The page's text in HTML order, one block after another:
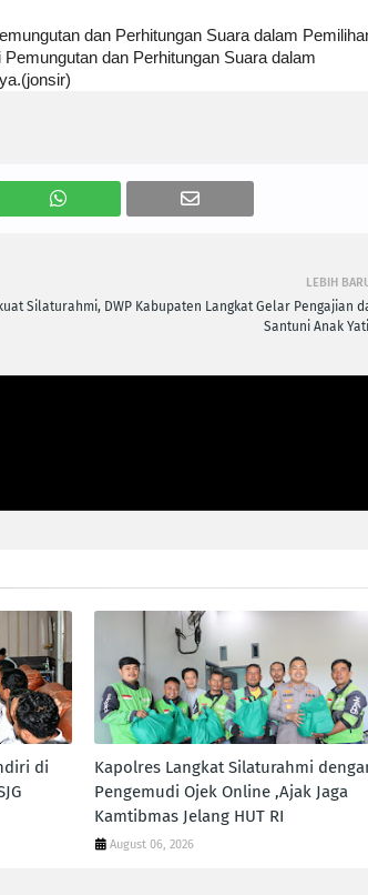
dan Perhitungan Suara dalam
dan Perhitungan Suara dalam
LEBIH
Silaturahmi, DWP Kabupaten Langkat Gelar Pengajian
Santuni Anak
di
Kapolres Langkat Silaturahmi
Pengemudi Ojek Online ,Ajak Jaga
Kamtibmas Jelang HUT RI
August 06, 2026